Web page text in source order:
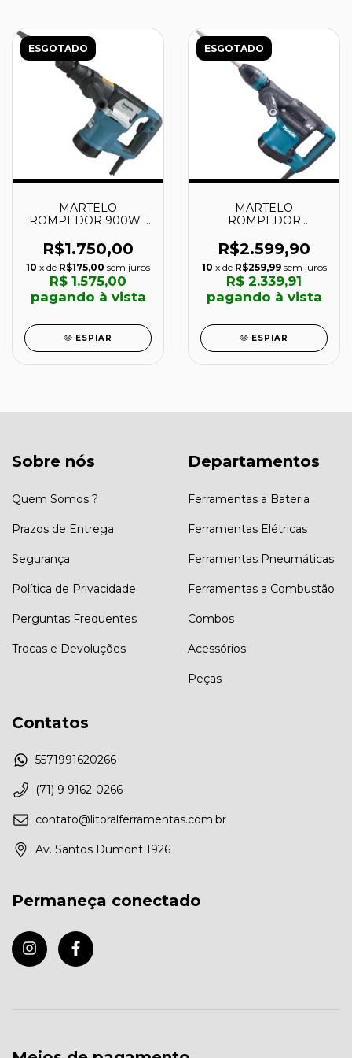
ESGOTADO
MARTELO
ROMPEDOR 900W -
R$1.750,00
10 x de R$175,00 sem juros
R$ 1.575,00
pagando à vista
ESPIAR
ESGOTADO
MARTELO
ROMPEDOR
1.100W 11.6 JOULES -
HM0871C - MAKITA
R$2.599,90
10 x de R$259,99 sem juros
R$ 2.339,91
pagando à vista
ESPIAR
Sobre nós
Quem Somos ?
Prazos de Entrega
Segurança
Política de Privacidade
Perguntas Frequentes
Trocas e Devoluções
Departamentos
Ferramentas a Bateria
Ferramentas Elétricas
Ferramentas Pneumáticas
Ferramentas a Combustão
Combos
Acessórios
Peças
Contatos
5571991620266
(71) 9 9162-0266
contato@litoralferramentas.com.br
Av. Santos Dumont 1926
Permaneça conectado